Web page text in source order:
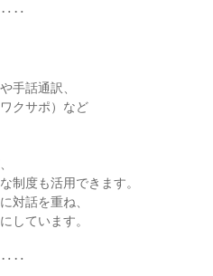
手話通訳、
クサポ）など
制度も活用できます。
対話を重ね、
しています。